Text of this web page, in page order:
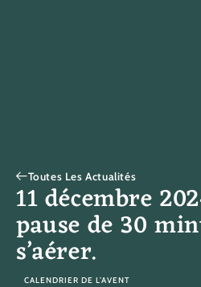
Toutes Les Actualités
11 décembre
pause de 30
s’aérer.
CALENDRIER DE L’AVENT